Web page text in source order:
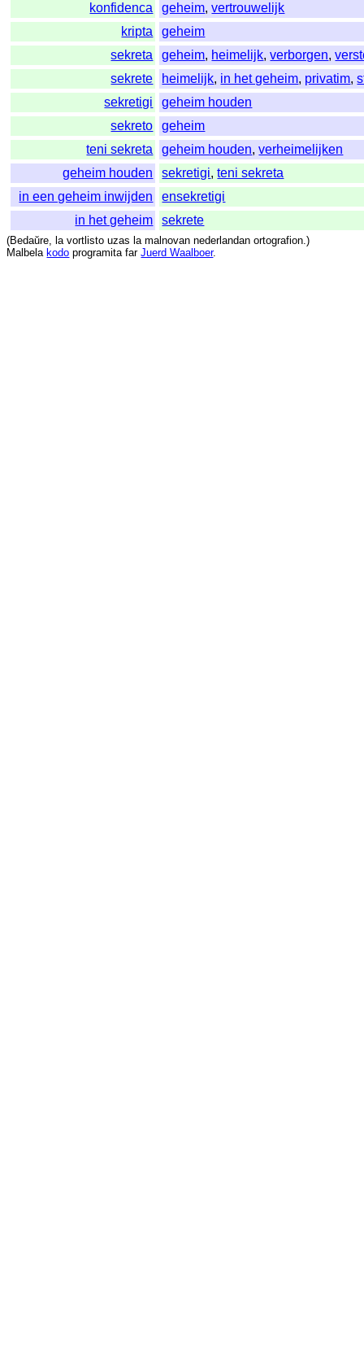
konfidenca
geheim,vertrouwelijk
kripta
geheim
sekreta
geheim, heimelijk,verborgen,
sekrete
heimelijk, in het geheim, privatim,
sekretigi
geheim houden
sekreto
geheim
teni sekreta
geheim houden,verheimelijken
geheim houden
sekretigi,teni sekreta
in een geheim inwijden
ensekretigi
in het geheim
sekrete
(Bedaŭre, la vortlisto uzas la malnovan nederlandan ortografion.)
Malbela kodo programita far Juerd Waalboer.